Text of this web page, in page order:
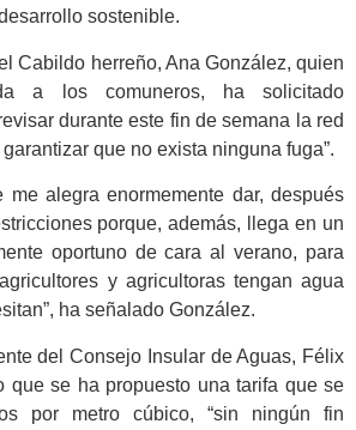
sostenible.
Cabildo herreño, Ana González, quien
a los comuneros, ha solicitado
durante este fin de semana la red
que no exista ninguna fuga”.
me alegra enormemente dar, después
porque, además, llega en un
oportuno de cara al verano, para
y agricultoras tengan agua
ha señalado González.
del Consejo Insular de Aguas, Félix
que se ha propuesto una tarifa que se
por metro cúbico, “sin ningún fin